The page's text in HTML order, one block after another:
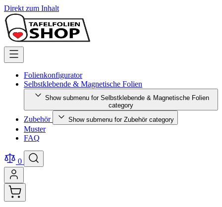
Direkt zum Inhalt
Folienkonfigurator
Selbstklebende & Magnetische Folien
Show submenu for Selbstklebende & Magnetische Folien
category
Zubehör Show submenu for Zubehör category
Muster
FAQ
0